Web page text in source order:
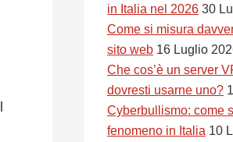
in Italia nel 2026 30
Come si misura
sito web 16 Luglio
Che cos’è un server
dovresti usarne uno?
Cyberbullismo: come
fenomeno in Italia 10